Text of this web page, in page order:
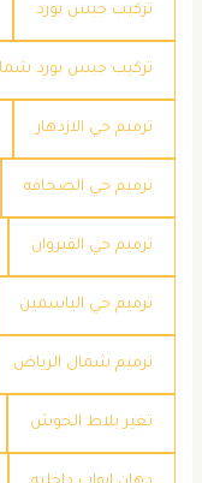
تركيب جبس بورد
تركيب جبس بورد
ترميم حي الازدهار
ترميم حي الصحافه
ترميم حي القيروان
ترميم حي الياسمين
ترميم شمال الرياض
تغير بلاط الحوش